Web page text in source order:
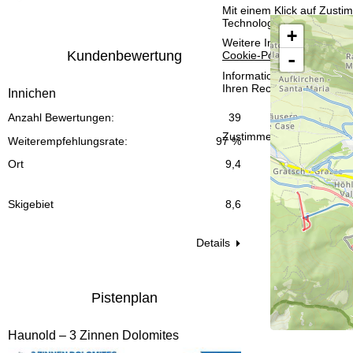
Mit einem Klick auf
Technologien. Wenn Sie
Weitere Informationen
Cookie-Policy
Informationen zum
Ihren Rechten finden Sie
Zustimmen
Kundenbewertung
Innichen
39
Anzahl Bewertungen:
97 %
Weiterempfehlungsrate:
Ort
9,4
Skigebiet 8,6
Details
Pistenplan
Haunold – 3 Zinnen Dolomites
t
e
+
-